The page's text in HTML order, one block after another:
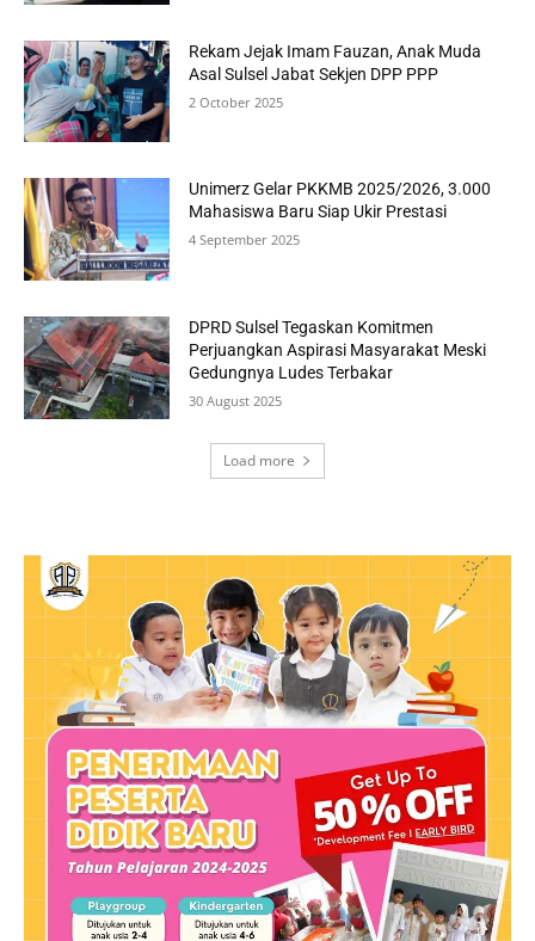
Rekam Jejak Imam Fauzan, Anak Muda
Asal Sulsel Jabat Sekjen DPP PPP
2 October 2025
Unimerz Gelar PKKMB 2025/2026, 3.000
Mahasiswa Baru Siap Ukir Prestasi
4 September 2025
DPRD Sulsel Tegaskan Komitmen
Perjuangkan Aspirasi Masyarakat Meski
Gedungnya Ludes Terbakar
30 August 2025
Load more